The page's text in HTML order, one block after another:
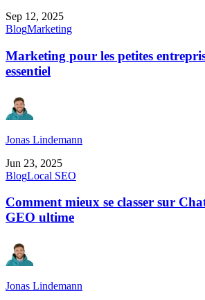
Sep 12, 2025
BlogMarketing
Marketing pour les petites
essentiel
Jonas Lindemann
Jun 23, 2025
BlogLocal SEO
Comment mieux se classer sur
GEO ultime
Jonas Lindemann